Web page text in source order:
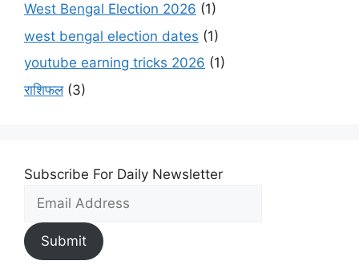
West Bengal Election 2026 (1)
west bengal election dates (1)
youtube earning tricks 2026 (1)
राशिफल(3)
Subscribe For Daily Newsletter
Submit